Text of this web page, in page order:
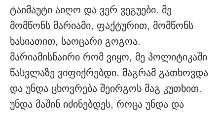
ტაიმაუტი აიღო და ვერ ვეგუები. მე
მომწონს მარიამი, ფაქტურით, მომწონს
ხასიათით, საოცარი გოგოა.
მარიამისნაირი რომ ვიყო, მე პოლიტიკაში
წასვლაზე ვიფიქრებდი. მაგრამ გათხოვდა
და უნდა ცხოვრება შეირგოს მაგ კუთხით.
უნდა მაშინ იძინებდეს, როცა უნდა და